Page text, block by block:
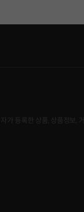
등록한 상품, 상품정보,